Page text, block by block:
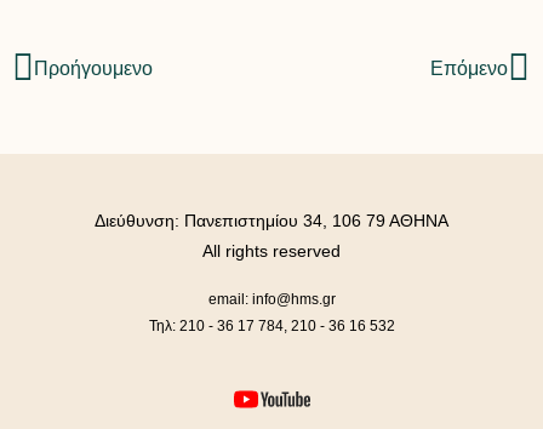
Προήγουμενο Επόμενο
email: info@hms.gr
Τηλ: 210 - 36 17 784, 210 - 36 16 532
Διεύθυνση: Πανεπιστημίου 34, 106 79 ΑΘΗΝΑ
All rights reserved